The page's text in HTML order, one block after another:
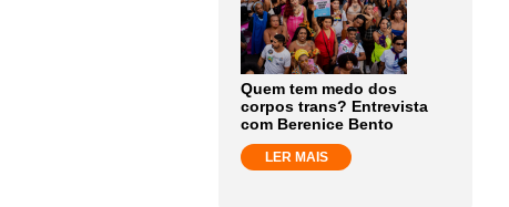
Quem tem medo dos
corpos trans? Entrevista
com Berenice Bento
LER MAIS